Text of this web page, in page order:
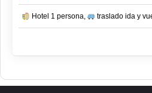
Hotel 1 persona, traslado ida y